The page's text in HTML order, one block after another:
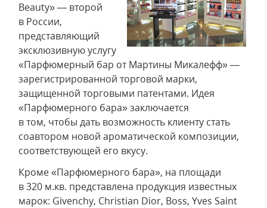
Beauty» — второй
в России,
представляющий
эксклюзивную услугу
«Парфюмерный бар от Мартины Микалефф» —
зарегистрированной торговой марки,
защищенной торговыми патентами. Идея
«Парфюмерного бара» заключается
в том, чтобы дать возможность клиенту стать
соавтором новой ароматической композиции,
соответствующей его вкусу.
Кроме «Парфюмерного бара», на площади
в 320 м.кв. представлена продукция известных
марок: Givenchy, Christian Dior, Boss, Yves Saint